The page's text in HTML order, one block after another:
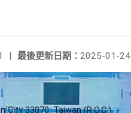
最後更新日期： 2025-01-24
|
City 33070, Taiwan (R.O.C.)